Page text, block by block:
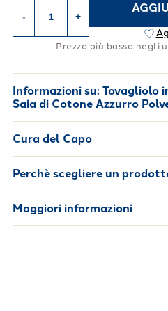
- +
Prezzo più basso negli
Informazioni su: Tovagliolo
Saia di Cotone Azzurro
Cura del Capo
Perchè scegliere un
Maggiori informazioni